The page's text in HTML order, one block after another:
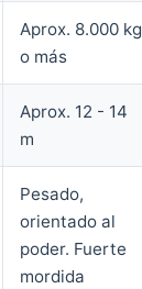
Aprox. 8.000 kg
o más
Aprox. 12 - 14
m
Pesado,
orientado al
poder. Fuerte
mordida